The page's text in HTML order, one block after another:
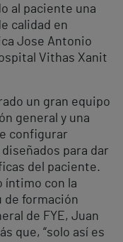
al paciente una
calidad en
Jose Antonio
Vithas Xanit
un gran equipo
general y una
configurar
para dar
del paciente.
íntimo con la
de formación
de FYE, Juan
que, “solo así es